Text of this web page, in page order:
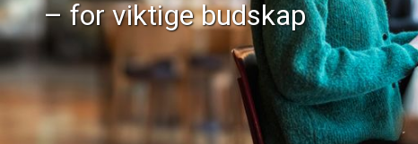
– for viktige budskap